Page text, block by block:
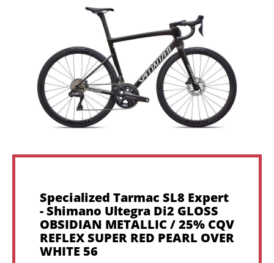
Specialized Tarmac SL8 Expert
- Shimano Ultegra Di2 GLOSS
OBSIDIAN METALLIC / 25% CQV
REFLEX SUPER RED PEARL OVER
WHITE 56